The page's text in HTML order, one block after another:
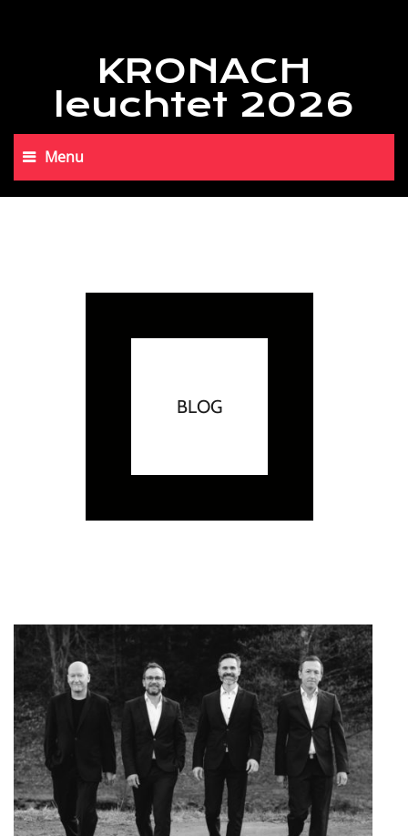
KRONACH
leuchtet 2026
Menu
BLOG